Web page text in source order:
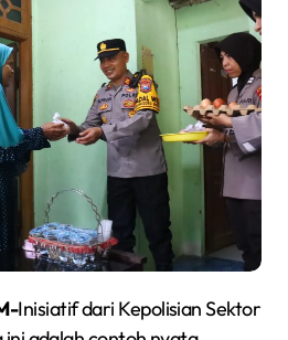
Inisiatif dari Kepolisian Sektor